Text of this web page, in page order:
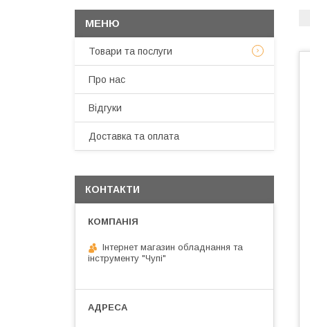
Товари та послуги
Про нас
Відгуки
Доставка та оплата
КОНТАКТИ
Інтернет магазин обладнання та
інструменту "Чупі"